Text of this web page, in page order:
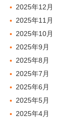
2025年12月
2025年11月
2025年10月
2025年9月
2025年8月
2025年7月
2025年6月
2025年5月
2025年4月